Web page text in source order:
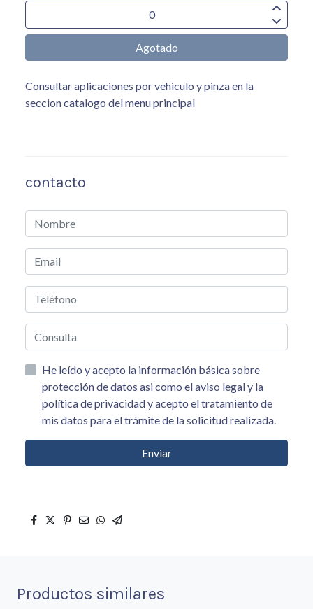
Agotado
Consultar aplicaciones por vehiculo y pinza en la
seccion catalogo del menu principal
contacto
He leído y acepto la información básica sobre
protección de datos asi como el aviso legal y la
política de privacidad y acepto el tratamiento de
mis datos para el trámite de la solicitud realizada.
Enviar
Productos similares